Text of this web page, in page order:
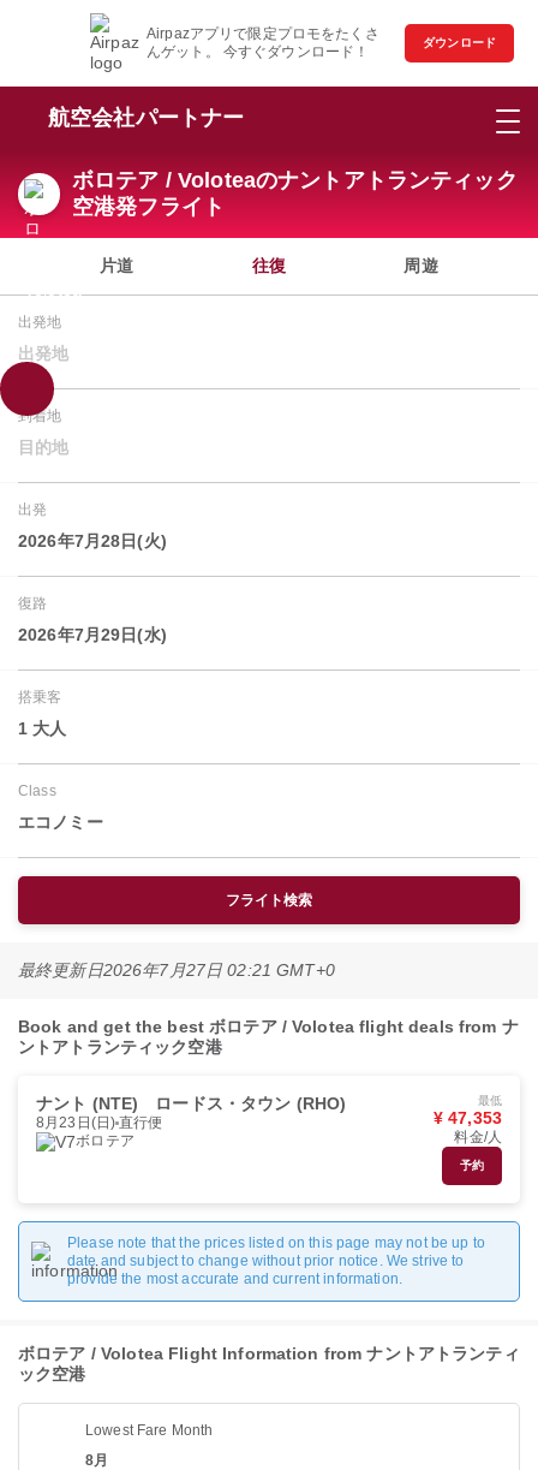
Airpazアプリで限定プロモをたくさ
んゲット。 今すぐダウンロード！
ダウンロード
航空会社パートナー
ボロテア / Voloteaのナントアトランティック
空港発フライト
片道 往復 周遊
出発地
出発地
到着地
目的地
出発
2026年7月28日(火)
復路
2026年7月29日(水)
搭乗客
1 大人
Class
エコノミー
フライト検索
最終更新日2026年7月27日 02:21 GMT+0
Book and get the best ボロテア / Volotea flight deals from ナ
ントアトランティック空港
ナント (NTE) ロードス・タウン (RHO)
8月23日(日) 直行便
ボロテア
最低
¥ 47,353
料金/人
予約
Please note that the prices listed on this page may not be up to
date and subject to change without prior notice. We strive to
provide the most accurate and current information.
ボロテア / Volotea Flight Information from ナントアトランティ
ック空港
Lowest Fare Month
8月